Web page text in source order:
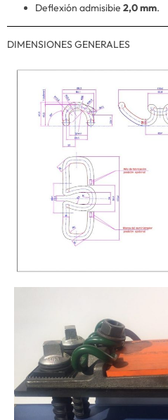
Deflexión admisibie 2,0 mm.
DIMENSIONES GENERALES